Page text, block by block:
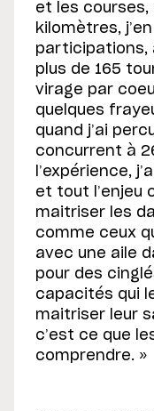
et les
kilomètres,
participations,
plus de 165
virage par
quelques
quand j’ai
concurrent à
l’expérience,
et tout l’enjeu
maitriser les
comme ceux
avec une aile
pour des
capacités qui
maitriser leur
c’est ce que
comprendre. »